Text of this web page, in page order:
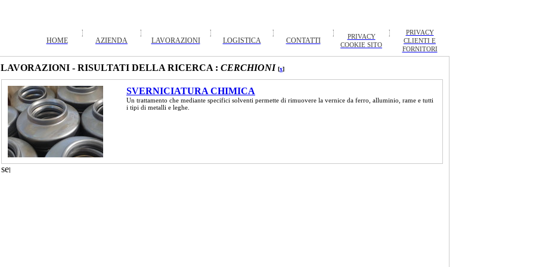
HOME AZIENDA LAVORAZIONI LOGISTICA CONTATTI
PRIVACY
COOKIE SITO
PRIVACY
CLIENTI E
FORNITORI
LAVORAZIONI - RISULTATI DELLA RICERCA : CERCHIONI [x]
SVERNICIATURA CHIMICA
Un trattamento che mediante specifici solventi permette di rimuovere la vernice da ferro, alluminio, rame e tutti
i tipi di metalli e leghe.